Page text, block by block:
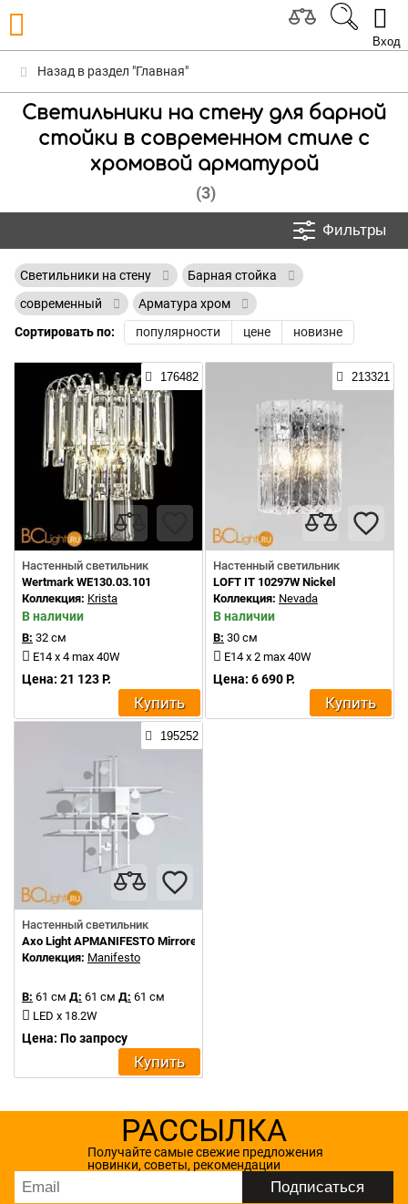
Вход
Назад в раздел "Главная"
Светильники на стену для барной
стойки в современном стиле с
хромовой арматурой
(3)
Фильтры
Светильники на стену
Барная стойка
современный
Арматура хром
Сортировать по:
популярности цене новизне
176482
Настенный светильник
Wertmark WE130.03.101
Коллекция: Krista
В наличии
В: 32 см
E14 x 4 max 40W
Цена: 21 123 Р.
Купить
213321
Настенный светильник
LOFT IT 10297W Nickel
Коллекция: Nevada
В наличии
В: 30 см
E14 x 2 max 40W
Цена: 6 690 Р.
Купить
195252
Настенный светильник
Axo Light APMANIFESTO Mirrored steel
Коллекция: Manifesto
В: 61 см Д: 61 см Д: 61 см
LED x 18.2W
Цена: По запросу
Купить
РАССЫЛКА
Получайте самые свежие предложения
новинки, советы, рекомендации